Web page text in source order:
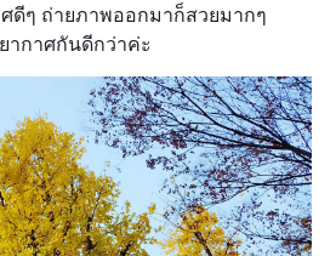
ดีๆ ถ่ายภาพออกมาก็สวยมากๆ
ากาศกันดีกว่าค่ะ